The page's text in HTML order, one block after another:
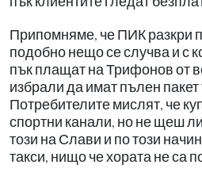
Припомняме, че ПИК разкри
подобно нещо се случва и с
пък плащат на Трифонов от
избрали да имат пълен пакет
Потребителите мислят, че
спортни канали, но не щеш
този на Слави и по този
такси, нищо че хората не са